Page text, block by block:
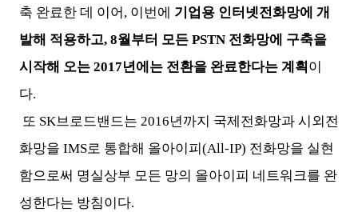
축 완료한 데 이어, 이번에 기업용 인터넷전화망에 개
발해 적용하고, 8월부터 모든 PSTN 전화망에 구축을
시작해 오는 2017년에는 전환을 완료한다는 계획 이
다.
또 SK브로드밴드는 2016년까지 국제전화망과 시외전
화망을 IMS로 통합해 올아이피(All-IP) 전화망을 실현
함으로써 명실상부 모든 망의 올아이피 네트워크를 완
성한다는 방침이다.